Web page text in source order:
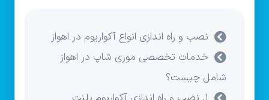
نصب و راه‌ اندازی انواع آکواریوم در اهواز
خدمات تخصصی موری شاپ در اهواز
شامل چیست؟